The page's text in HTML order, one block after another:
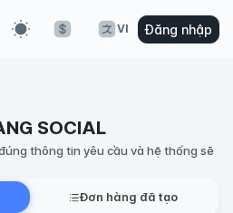
VI Đăng nhập
SOCIAL
thông tin yêu cầu và hệ thống sẽ
Đơn hàng đã tạo